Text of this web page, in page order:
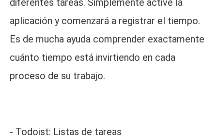
diferentes tareas. Simplemente active la
aplicación y comenzará a registrar el tiempo.
Es de mucha ayuda comprender exactamente
cuánto tiempo está invirtiendo en cada
proceso de su trabajo.
- Todoist: Listas de tareas